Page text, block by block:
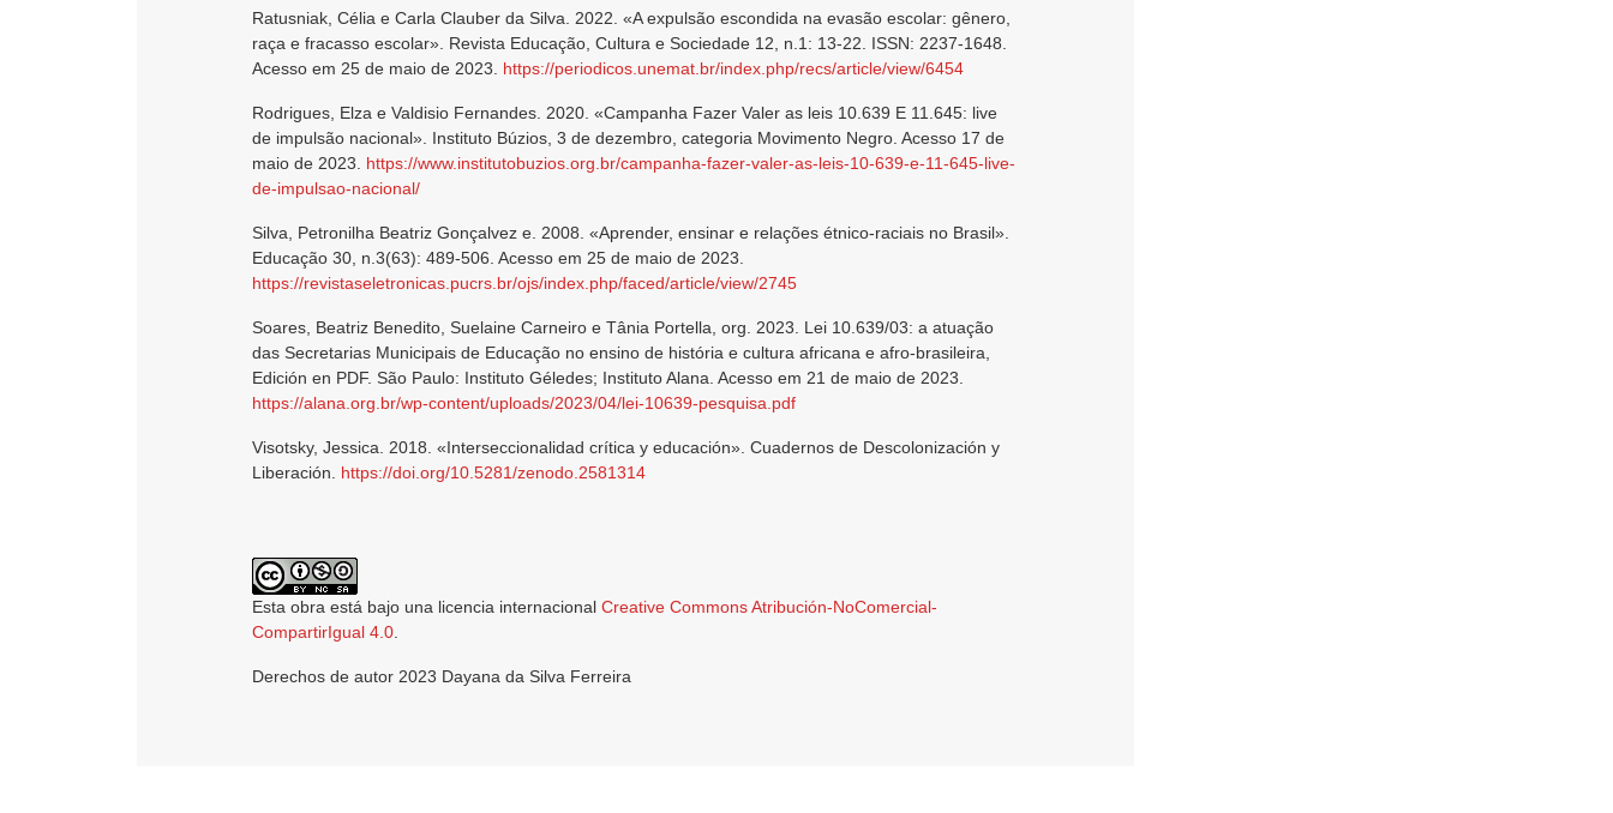
Ratusniak, Célia e Carla Clauber da Silva. 2022. «A expulsão escondida na evasão escolar: gênero,
raça e fracasso escolar». Revista Educação, Cultura e Sociedade 12, n.1: 13-22. ISSN: 2237-1648.
Acesso em 25 de maio de 2023. https://periodicos.unemat.br/index.php/recs/article/view/6454
Rodrigues, Elza e Valdisio Fernandes. 2020. «Campanha Fazer Valer as leis 10.639 E 11.645: live
de impulsão nacional». Instituto Búzios, 3 de dezembro, categoria Movimento Negro. Acesso 17 de
maio de 2023. https://www.institutobuzios.org.br/campanha-fazer-valer-as-leis-10-639-e-11-645-live-
de-impulsao-nacional/
Silva, Petronilha Beatriz Gonçalvez e. 2008. «Aprender, ensinar e relações étnico-raciais no Brasil».
Educação 30, n.3(63): 489-506. Acesso em 25 de maio de 2023.
https://revistaseletronicas.pucrs.br/ojs/index.php/faced/article/view/2745
Soares, Beatriz Benedito, Suelaine Carneiro e Tânia Portella, org. 2023. Lei 10.639/03: a atuação
das Secretarias Municipais de Educação no ensino de história e cultura africana e afro-brasileira,
Edición en PDF. São Paulo: Instituto Géledes; Instituto Alana. Acesso em 21 de maio de 2023.
https://alana.org.br/wp-content/uploads/2023/04/lei-10639-pesquisa.pdf
Visotsky, Jessica. 2018. «Interseccionalidad crítica y educación». Cuadernos de Descolonización y
Liberación. https://doi.org/10.5281/zenodo.2581314
Esta obra está bajo una licencia internacional Creative Commons Atribución-NoComercial-
CompartirIgual 4.0
Derechos de autor 2023 Dayana da Silva Ferreira